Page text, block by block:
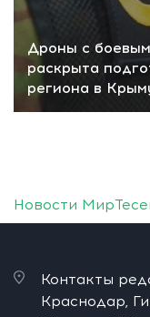
Дроны с
раскрыта
региона в
Новости
Контакты
Краснодар,